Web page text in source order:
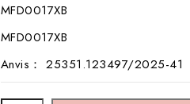
5
MFD0017XB
MFD0017XB
Anvis： 25351.123497/2025-41